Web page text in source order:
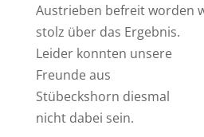
Austrieben befreit worden
stolz über das Ergebnis.
Leider konnten unsere
Freunde aus
Stübeckshorn diesmal
nicht dabei sein.